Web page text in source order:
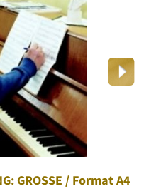
GROSSE / Format A4